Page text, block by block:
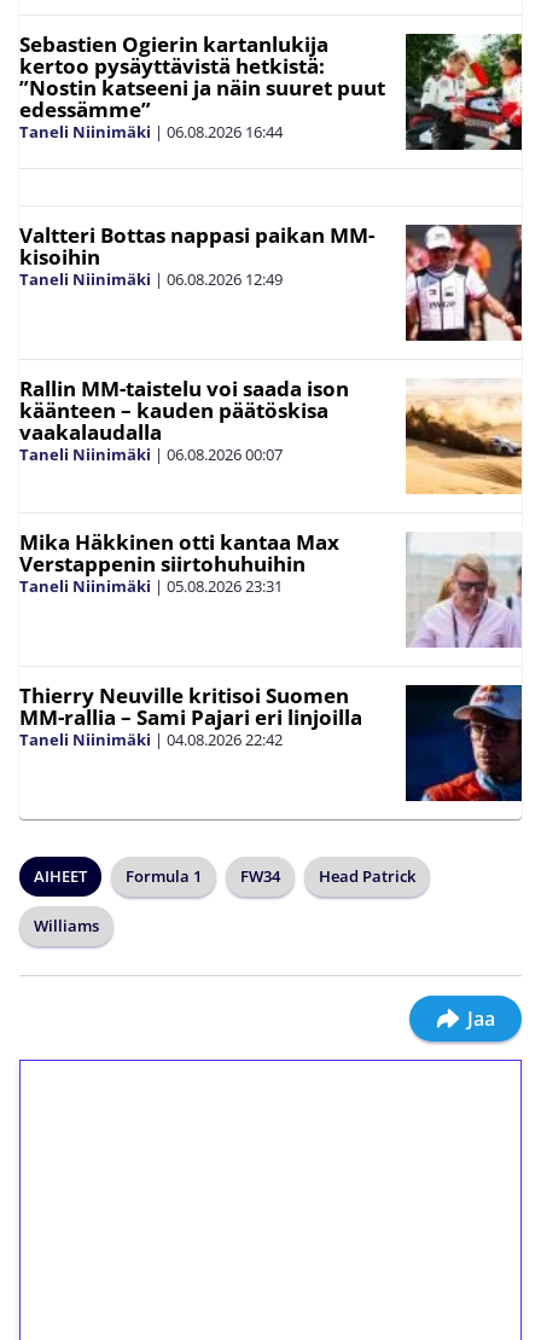
Sebastien Ogierin kartanlukija
kertoo pysäyttävistä hetkistä:
”Nostin katseeni ja näin suuret puut
edessämme”
Taneli Niinimäki | 06.08.2026 16:44
Valtteri Bottas nappasi paikan MM-
kisoihin
Taneli Niinimäki | 06.08.2026 12:49
Rallin MM-taistelu voi saada ison
käänteen – kauden päätöskisa
vaakalaudalla
Taneli Niinimäki | 06.08.202600:07
Mika Häkkinen otti kantaa Max
Verstappenin siirtohuhuihin
Taneli Niinimäki | 05.08.202623:31
Thierry Neuville kritisoi Suomen
MM-rallia – Sami Pajari eri linjoilla
Taneli Niinimäki | 04.08.202622:42
AIHEET Formula 1 FW34 Head Patrick
Williams
Jaa